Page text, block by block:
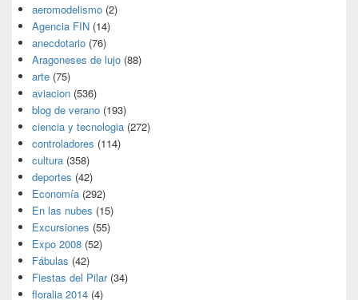
aeromodelismo (2)
Agencia FIN (14)
anecdotario (76)
Aragoneses de lujo (88)
arte (75)
aviacion (536)
blog de verano (193)
ciencia y tecnologia (272)
controladores (114)
cultura (358)
deportes (42)
Economía (292)
En las nubes (15)
Excursiones (55)
Expo 2008 (52)
Fábulas (42)
Fiestas del Pilar(34)
floralia 2014 (4)